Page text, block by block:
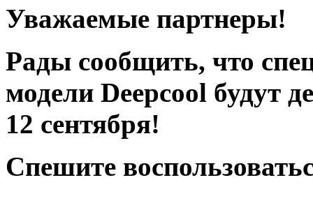
Уважаемые партнеры!
Рады сообщить, что
модели Deepcool будут
12 сентября!
Спешите